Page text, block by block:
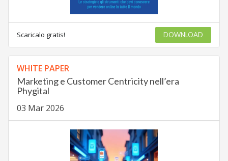
Scaricalo gratis! DOWNLOAD
WHITE PAPER
Marketing e Customer Centricity nell’era
Phygital
03 Mar 2026